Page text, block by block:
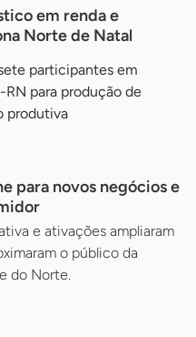
em renda e
Norte de Natal
participantes em
para produção de
produtiva
para novos negócios e
e ativações ampliaram
o público da
do Norte.